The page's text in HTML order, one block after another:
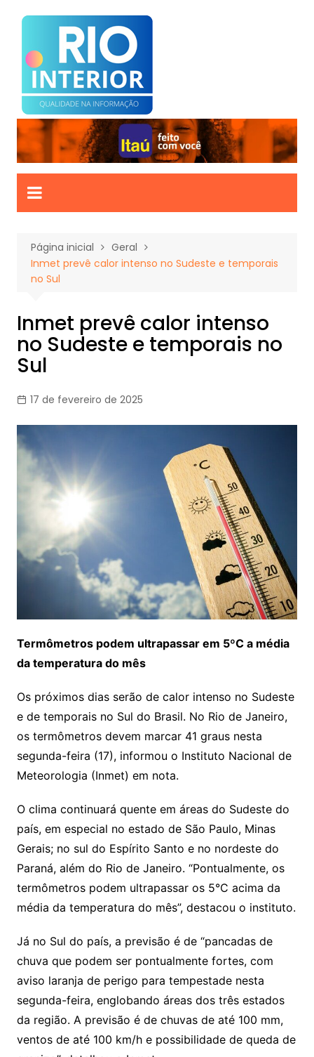
para
conteúdo
Página inicial
Geral
Inmet prevê calor intenso no Sudeste e temporais
no Sul
Inmet prevê calor intenso
no Sudeste e temporais no
Sul
17 de fevereiro de 2025
Termômetros podem ultrapassar em 5ºC a média
da temperatura do mês
Os próximos dias serão de calor intenso no Sudeste
e de temporais no Sul do Brasil. No Rio de Janeiro,
os termômetros devem marcar 41 graus nesta
segunda-feira (17), informou o Instituto Nacional de
Meteorologia (Inmet) em nota.
O clima continuará quente em áreas do Sudeste do
país, em especial no estado de São Paulo, Minas
Gerais; no sul do Espírito Santo e no nordeste do
Paraná, além do Rio de Janeiro. “Pontualmente, os
termômetros podem ultrapassar os 5°C acima da
média da temperatura do mês”, destacou o instituto.
Já no Sul do país, a previsão é de “pancadas de
chuva que podem ser pontualmente fortes, com
aviso laranja de perigo para tempestade nesta
segunda-feira, englobando áreas dos três estados
da região. A previsão é de chuvas de até 100 mm,
ventos de até 100 km/h e possibilidade de queda de